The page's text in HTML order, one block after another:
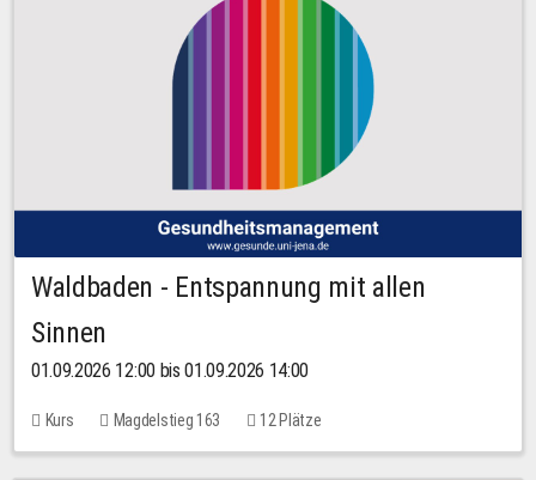
Waldbaden - Entspannung mit allen
Sinnen
01.09.2026 12:00 bis 01.09.2026 14:00
Kurs Magdelstieg 163 12 Plätze